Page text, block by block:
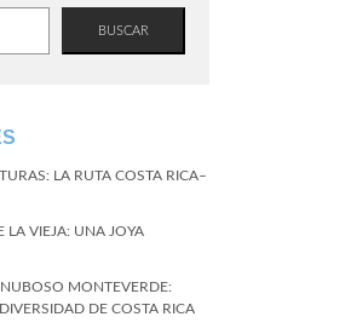
BUSCAR
LA RUTA COSTA RICA–
LA VIEJA: UNA JOYA
MONTEVERDE:
DE COSTA RICA